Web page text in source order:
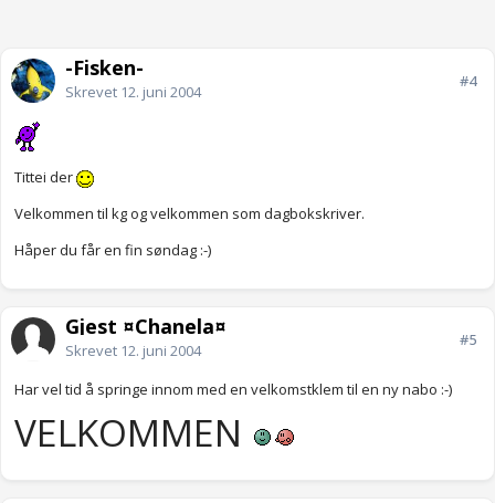
-Fisken-
Skrevet 12. juni 2004
#4
Tittei der
Velkommen til kg og velkommen som dagbokskriver.
Håper du får en fin søndag :-)
Gjest ¤Chanela¤
Skrevet 12. juni 2004
#5
Har vel tid å springe innom med en velkomstklem til en ny nabo :-)
VELKOMMEN